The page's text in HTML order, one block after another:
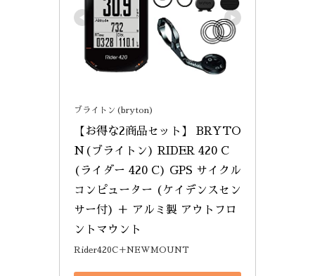
ブライトン(bryton)
【お得な2商品セット】 BRYTO
N(ブライトン) RIDER 420 C
(ライダー 420 C) GPS サイクル
コンピューター (ケイデンスセン
サー付) ＋ アルミ製 アウトフロ
ントマウント
Rider420C＋NEWMOUNT